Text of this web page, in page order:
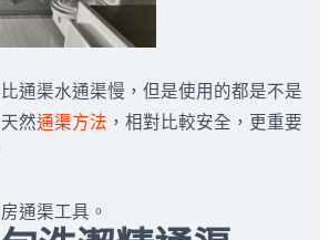
通渠水通渠慢，但是使用的都是不是
然通渠方法 ，相對比較安全，更重要
通渠工具。